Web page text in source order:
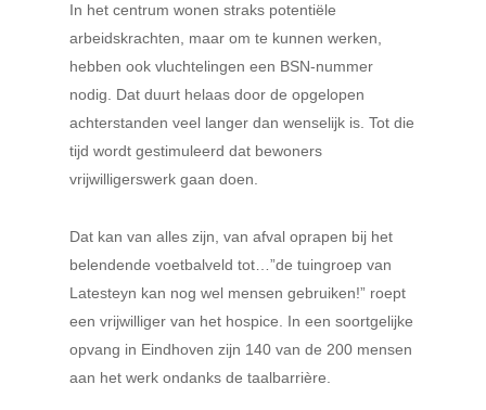
In het centrum wonen straks potentiële
arbeidskrachten, maar om te kunnen werken,
hebben ook vluchtelingen een BSN-nummer
nodig. Dat duurt helaas door de opgelopen
achterstanden veel langer dan wenselijk is. Tot die
tijd wordt gestimuleerd dat bewoners
vrijwilligerswerk gaan doen.
Dat kan van alles zijn, van afval oprapen bij het
belendende voetbalveld tot…”de tuingroep van
Latesteyn kan nog wel mensen gebruiken!” roept
een vrijwilliger van het hospice. In een soortgelijke
opvang in Eindhoven zijn 140 van de 200 mensen
aan het werk ondanks de taalbarrière.